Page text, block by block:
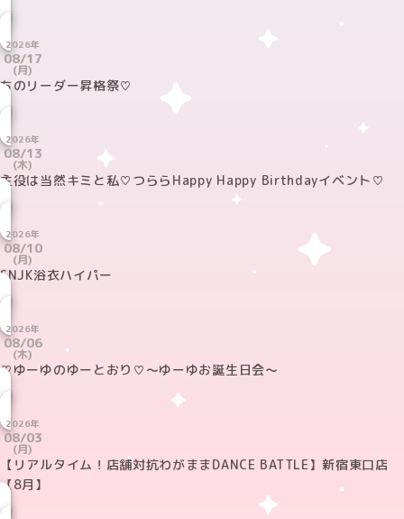
2026年
08/17
(月)
ちのリーダー昇格祭♡
2026年
08/13
(木)
主役は当然キミと私♡つららHappy Happy Birthdayイベント♡
2026年
08/10
(月)
SNJK浴衣ハイパー
2026年
08/06
(木)
♡ゆーゆのゆーとおり♡～ゆーゆお誕生日会～
2026年
08/03
(月)
【リアルタイム！店舗対抗わがままDANCE BATTLE】新宿東口店
【8月】